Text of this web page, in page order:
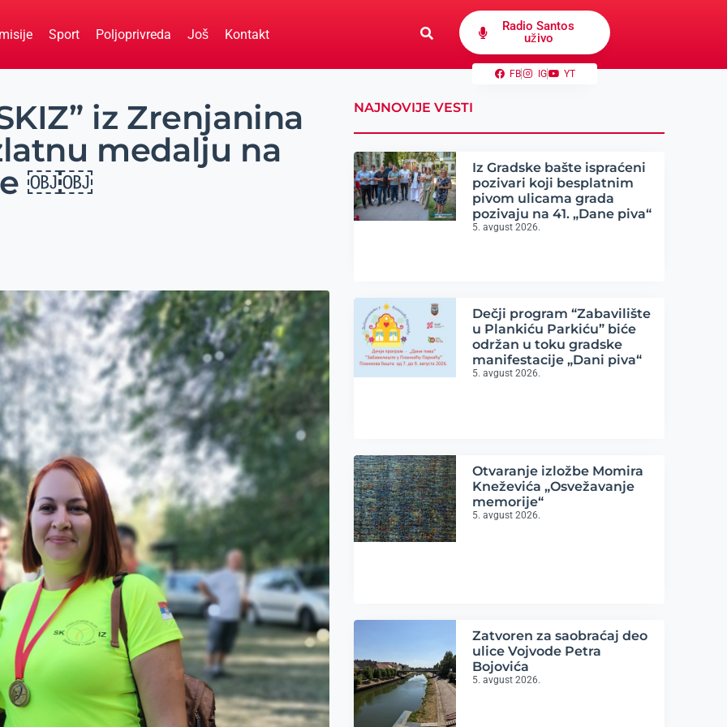
Sport Poljoprivreda Još Kontakt
Radio Santos
uživo
FB IG YT
iz Zrenjanina
medalju na
￼￼
NAJNOVIJE VESTI
Iz Gradske bašte ispraćeni
pozivari koji besplatnim
pivom ulicama grada
pozivaju na 41. „Dane piva“
5. avgust 2026.
Dečji program “Zabavilište
u Plankiću Parkiću” biće
održan u toku gradske
manifestacije „Dani piva“
5. avgust 2026.
Otvaranje izložbe Momira
Kneževića „Osvežavanje
memorije“
5. avgust 2026.
Zatvoren za saobraćaj deo
ulice Vojvode Petra
Bojovića
5. avgust 2026.